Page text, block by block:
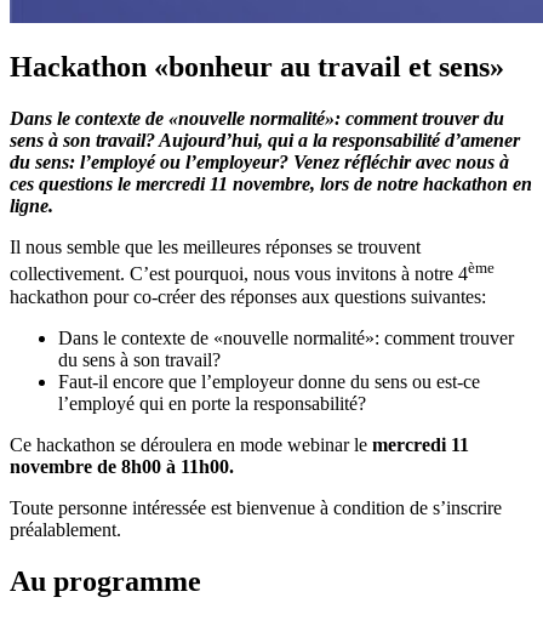
Hackathon «bonheur au travail et sens»
Dans le contexte de «nouvelle normalité»: comment trouver du
sens à son travail? Aujourd’hui, qui a la responsabilité d’amener
du sens: l’employé ou l’employeur? Venez réfléchir avec nous à
ces questions le mercredi 11 novembre, lors de notre hackathon en
ligne.
Il nous semble que les meilleures réponses se trouvent
collectivement. C’est pourquoi, nous vous invitons à notre 4ème
hackathon pour co-créer des réponses aux questions suivantes:
Dans le contexte de «nouvelle normalité»: comment trouver
du sens à son travail?
Faut-il encore que l’employeur donne du sens ou est-ce
l’employé qui en porte la responsabilité?
Ce hackathon se déroulera en mode webinar le mercredi 11
novembre de 8h00 à 11h00.
Toute personne intéressée est bienvenue à condition de s’inscrire
préalablement.
Au programme